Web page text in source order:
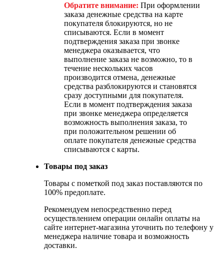
Обратите внимание: При оформлении
заказа денежные средства на карте
покупателя блокируются, но не
списываются. Если в момент
подтверждения заказа при звонке
менеджера оказывается, что
выполнение заказа не возможно, то в
течение нескольких часов
производится отмена, денежные
средства разблокируются и становятся
сразу доступными для покупателя.
Если в момент подтверждения заказа
при звонке менеджера определяется
возможность выполнения заказа, то
при положительном решении об
оплате покупателя денежные средства
списываются с карты.
Товары под заказ
Товары с пометкой под заказ поставляются по
100% предоплате.
Рекомендуем непосредственно перед
осуществлением операции онлайн оплаты на
сайте интернет-магазина уточнить по телефону у
менеджера наличие товара и возможность
доставки.